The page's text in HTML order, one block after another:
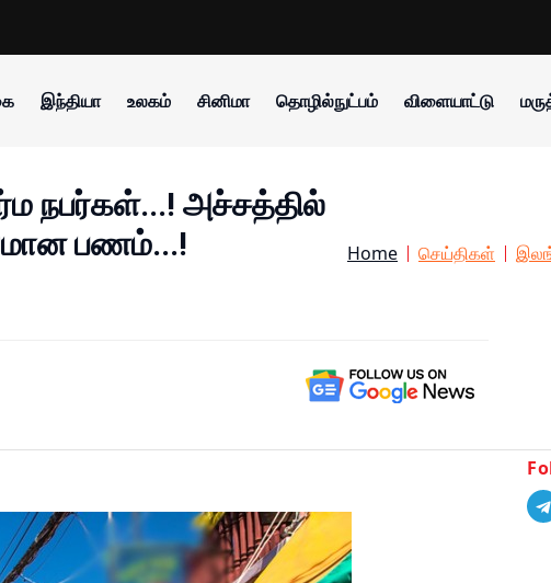
இந்தியா உலகம் சினிமா தொழில்நுட்பம் விளையாட்டு
நபர்கள்...! அச்சத்தில்
பணம்...!
Home செய்திகள்